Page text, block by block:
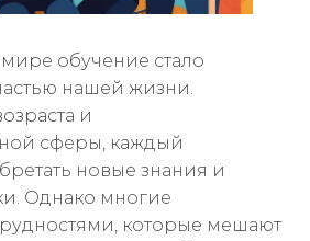
обучение стало
нашей жизни.
и
сферы, каждый
новые знания и
Однако многие
которые мешают